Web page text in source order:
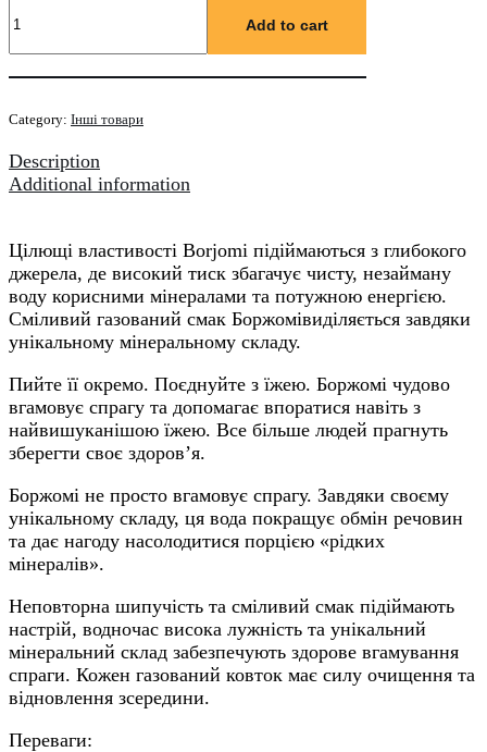
BORJOMI
скло
Add to cart
Category: Інші товари
Description
Additional information
Цілющі властивості Borjomi підіймаються з глибокого
джерела, де високий тиск збагачує чисту, незайману
воду корисними мінералами та потужною енергією.
Сміливий газований смак Боржомівиділяється завдяки
унікальному мінеральному складу.
Пийте її окремо. Поєднуйте з їжею. Боржомі чудово
вгамовує спрагу та допомагає впоратися навіть з
найвишуканішою їжею. Все більше людей прагнуть
зберегти своє здоров’я.
Боржомі не просто вгамовує спрагу. Завдяки своєму
унікальному складу, ця вода покращує обмін речовин
та дає нагоду насолодитися порцією «рідких
мінералів».
Неповторна шипучість та сміливий смак підіймають
настрій, водночас висока лужність та унікальний
мінеральний склад забезпечують здорове вгамування
спраги. Кожен газований ковток має силу очищення та
відновлення зсередини.
Переваги: